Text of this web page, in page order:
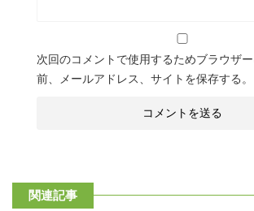
次回のコメントで使用するためブラウザ
前、メールアドレス、サイトを保存する。
関連記事